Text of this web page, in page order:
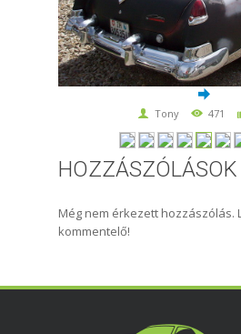
Tony 471
HOZZÁSZÓLÁSOK
Még nem érkezett hozzászólás.
kommentelő!